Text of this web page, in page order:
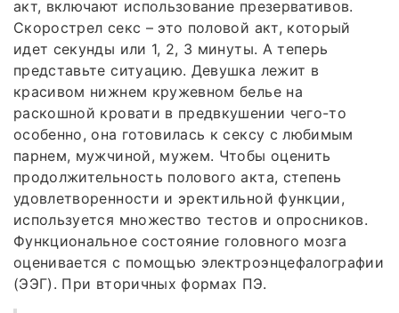
акт, включают использование презервативов.
Скорострел секс – это половой акт, который
идет секунды или 1, 2, 3 минуты. А теперь
представьте ситуацию. Девушка лежит в
красивом нижнем кружевном белье на
раскошной кровати в предвкушении чего-то
особенно, она готовилась к сексу с любимым
парнем, мужчиной, мужем. Чтобы оценить
продолжительность полового акта, степень
удовлетворенности и эректильной функции,
используется множество тестов и опросников.
Функциональное состояние головного мозга
оценивается с помощью электроэнцефалографии
(ЭЭГ). При вторичных формах ПЭ.